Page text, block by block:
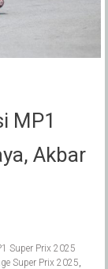
MP1
Akbar
Super Prix 2025
Super Prix 2025,